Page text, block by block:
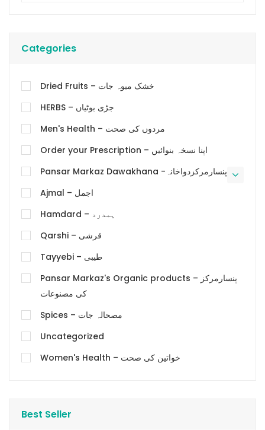
Categories
Dried Fruits – خشک میوہ جات
HERBS – جڑی بوٹیاں
Men's Health – مردوں کی صحت
Order your Prescription – اپنا نسخہ بنوائیں
Pansar Markaz Dawakhana -پنسارمرکزدواخانہ
Ajmal – اجمل
Hamdard – ہمدرد
Qarshi – قرشی
Tayyebi – طیبی
Pansar Markaz's Organic products – پنسارمرکز
کی مصنوعات
Spices – مصحالہ جات
Uncategorized
Women's Health – خواتین کی صحت
Best Seller